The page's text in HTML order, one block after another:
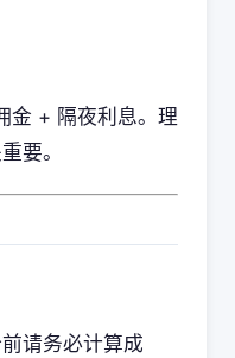
金 + 隔夜利息。理
要。
请务必计算成